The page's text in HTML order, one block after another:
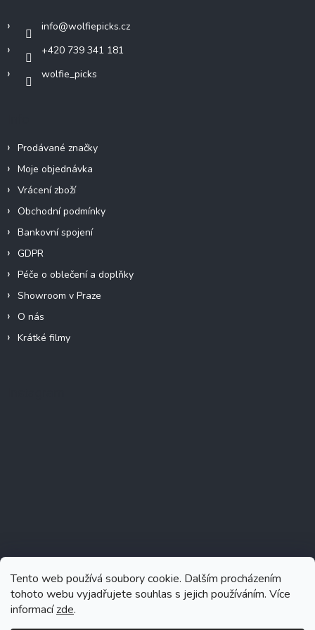
Tento web používá soubory cookie. Dalším procházením
tohoto webu vyjadřujete souhlas s jejich používáním. Více
informacízde.
info@wolfiepicks.cz
+420 739 341 181
wolfie_picks
Prodávané značky
Moje objednávka
Vrácení zboží
Obchodní podmínky
Bankovní spojení
GDPR
Péče o oblečení a doplňky
Showroom v Praze
O nás
Krátké filmy